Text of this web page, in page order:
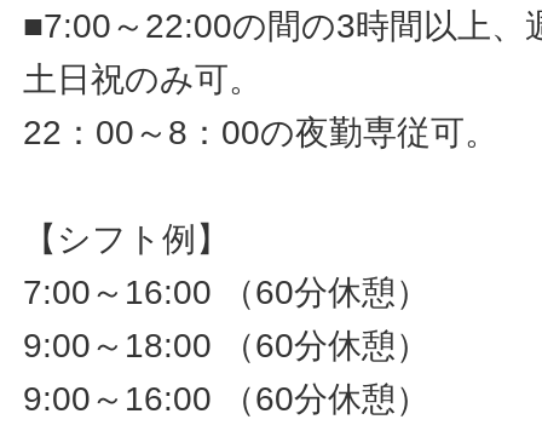
■7:00～22:00の間の3時間以上、
土日祝のみ可。
22：00～8：00の夜勤専従可。
【シフト例】
7:00～16:00 （60分休憩）
9:00～18:00 （60分休憩）
9:00～16:00 （60分休憩）